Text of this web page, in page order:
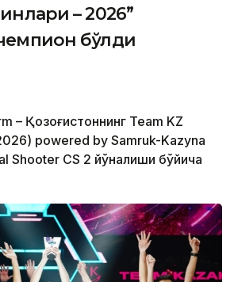
– 2026”
бўлди
– Қозоғистоннинг Team KZ
powered by Samruk-Kazyna
Shooter CS 2 йўналиши бўйича